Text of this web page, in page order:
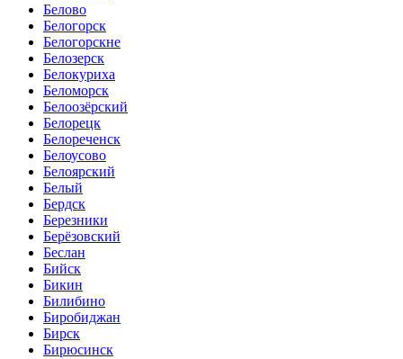
Белово
Белогорск
Белогорскне
Белозерск
Белокуриха
Беломорск
Белоозёрский
Белорецк
Белореченск
Белоусово
Белоярский
Белый
Бердск
Березники
Берёзовский
Беслан
Бийск
Бикин
Билибино
Биробиджан
Бирск
Бирюсинск